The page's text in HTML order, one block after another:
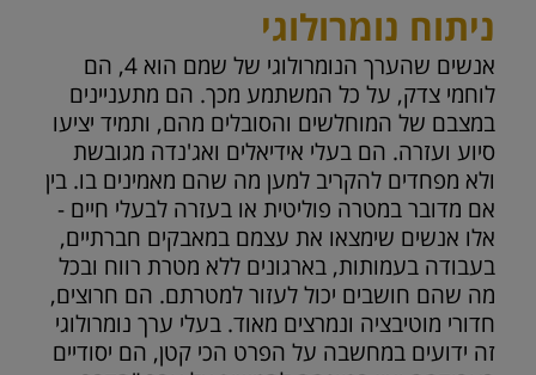
ניתוח נומרולוגי
אנשים שהערך הנומרולוגי של שמם הוא 4, הם
לוחמי צדק, על כל המשתמע מכך. הם מתעניינים
במצבם של המוחלשים והסובלים מהם, ותמיד יציעו
סיוע ועזרה. הם בעלי אידיאלים ואג'נדה מגובשת
ולא מפחדים להקריב למען מה שהם מאמינים בו. בין
אם מדובר במטרה פוליטית או בעזרה לבעלי חיים -
אלו אנשים שימצאו את עצמם במאבקים חברתיים,
בעבודה בעמותות, בארגונים ללא מטרת רווח ובכל
מה שהם חושבים יכול לעזור למטרתם. הם חרוצים,
חדורי מוטיבציה ונמרצים מאוד. בעלי ערך נומרולוגי
זה ידועים במחשבה על הפרט הכי קטן, הם יסודיים